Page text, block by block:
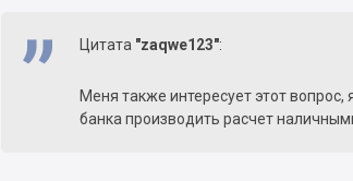
Цитата "zaqwe123":
Меня также интересует этот
банка производить расчет